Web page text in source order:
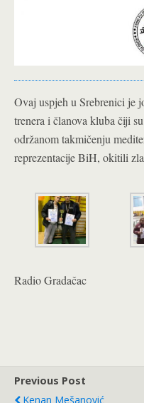
Ovaj uspjeh u Srebrenici je
trenera i članova kluba čiji
održanom takmičenju
reprezentacije BiH, okitili
Radio Gradačac
Previous Post
Kenan Mešanović